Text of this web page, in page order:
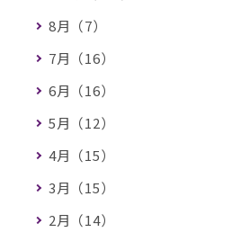
8月（7）
7月（16）
6月（16）
5月（12）
4月（15）
3月（15）
2月（14）